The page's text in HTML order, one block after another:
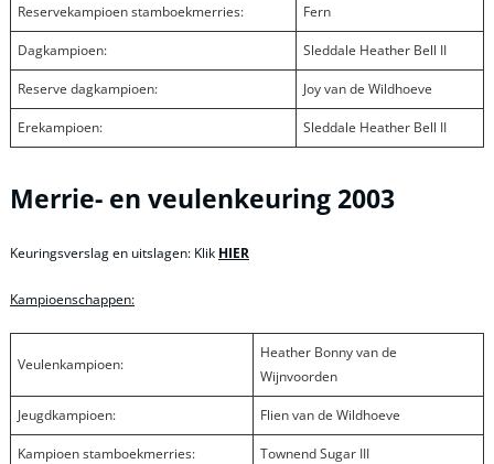
Reservekampioen stamboekmerries: Fern
Dagkampioen: Sleddale Heather Bell II
Reserve dagkampioen: Joy van de Wildhoeve
Erekampioen: Sleddale Heather Bell II
Merrie- en veulenkeuring 2003
Keuringsverslag en uitslagen: Klik HIER
Kampioenschappen:
Veulenkampioen:
Heather Bonny van de
Wijnvoorden
Jeugdkampioen: Flien van de Wildhoeve
Kampioen stamboekmerries: Townend Sugar III